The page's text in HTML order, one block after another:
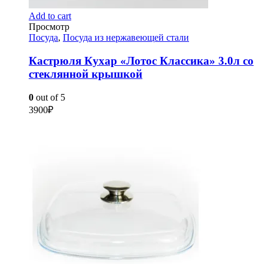
Add to cart
Просмотр
Посуда, Посуда из нержавеющей стали
Кастрюля Кухар «Лотос Классика» 3.0л со
стеклянной крышкой
0 out of 5
3900₽